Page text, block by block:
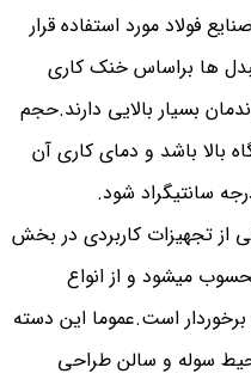
فولاد مورد استفاده قرار
ها براساس خنک کاری
بسیار بالایی دارند.حجم
بالا باشد و دمای کاری آن
از تجهیزات کاربردی در بخش
میشود و از انواع
است.عموما این دسته
سوله و سالن طراحی